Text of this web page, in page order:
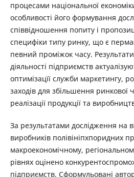
процесами національної
особливості його формування
співвідношення попиту і
специфіки типу ринку, що є
певний проміжок часу.
діяльності підприємств
оптимізацїї служби маркетингу,
заходів для збільшення ринкової
реалізації продукції та
За результатами дослідження на
виробників полівініпхпоридних
макроекономічному,
рівнях оцінено
підприємств. Сформульовані